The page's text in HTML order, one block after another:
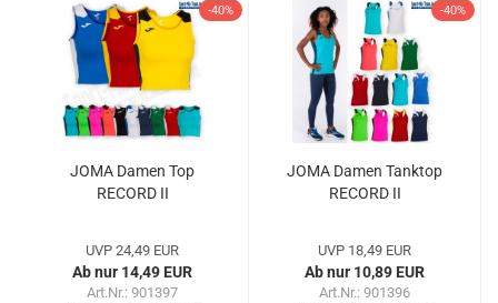
-40%
JOMA Damen Top
RECORD II
UVP 24,49 EUR
Ab nur 14,49 EUR
Art.Nr.: 901397
-40%
JOMA Damen Tanktop
RECORD II
UVP 18,49 EUR
Ab nur 10,89 EUR
Art.Nr.: 901396